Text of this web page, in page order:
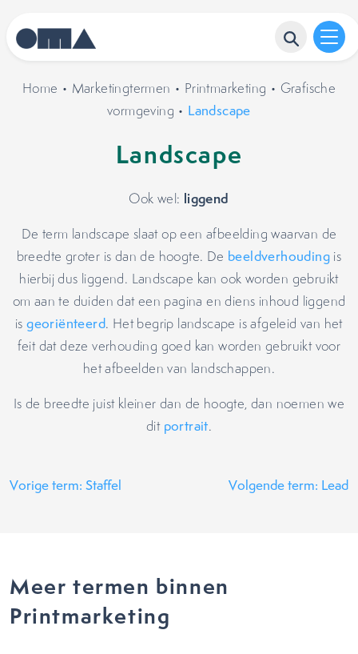
Home • Marketingtermen • Printmarketing • Grafische
vormgeving • Landscape
Landscape
Ook wel: liggend
De term landscape slaat op een afbeelding waarvan de
breedte groter is dan de hoogte. De beeldverhouding is
hierbij dus liggend. Landscape kan ook worden gebruikt
om aan te duiden dat een pagina en diens inhoud liggend
isgeoriënteerd. Het begrip landscape is afgeleid van het
feit dat deze verhouding goed kan worden gebruikt voor
het afbeelden van landschappen.
Is de breedte juist kleiner dan de hoogte, dan noemen we
dit portrait.
Vorige term: Staffel Volgende term: Lead
Meer termen binnen
Printmarketing